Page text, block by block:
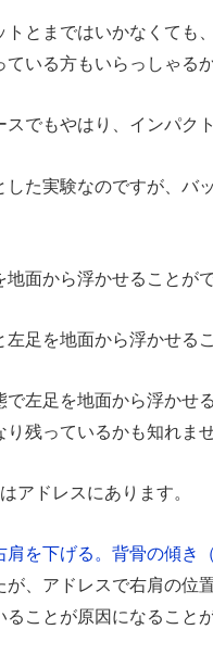
トとまではいかなくても
ている方もいらっしゃる
スでもやはり、インパク
した実験なのですが、バ
地面から浮かせることが
左足を地面から浮かせる
で左足を地面から浮かせ
残っているかも知れませ
アドレスにあります。
肩を下げる。背骨の傾き
が、アドレスで右肩の位
ことが原因になること